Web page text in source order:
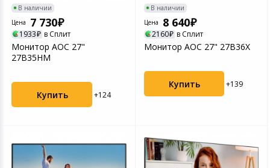
В наличии
Цена
7 730
1933 в Сплит
Монитор AOC 27"
27B35HM
Купить +124
В наличии
Цена
8 640
2160 в Сплит
Монитор AOC 27" 27B36X
Купить +139